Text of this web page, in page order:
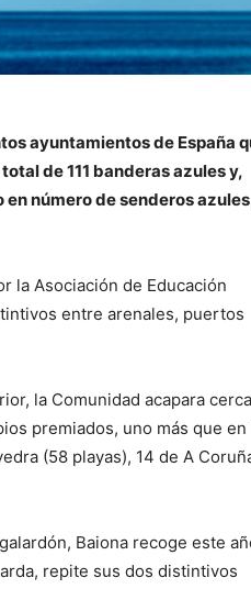
ayuntamientos de España
de 111 banderas azules y,
número de senderos
la Asociación de Educación
entre arenales, puertos
la Comunidad acapara
premiados, uno más que en
(58 playas), 14 de A
Baiona recoge este
repite sus dos distintivos